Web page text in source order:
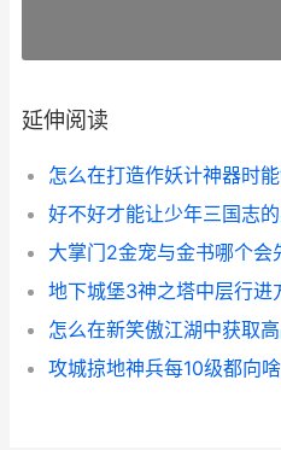
延伸阅读
好不好才能让少年三国志
大掌门2金宠与金书哪个
攻城掠地神兵每10级都向